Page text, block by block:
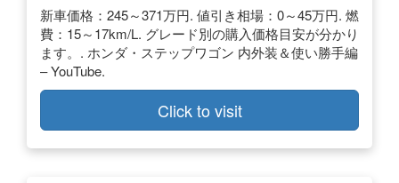
新車価格：245～371万円. 値引き相場：0～45万円. 燃
費：15～17km/L. グレード別の購入価格目安が分かり
ます。. ホンダ・ステップワゴン 内外装＆使い勝手編
– YouTube.
Click to visit